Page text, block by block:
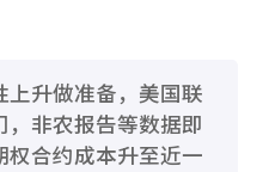
升做准备，美国联
非农报告等数据即
合约成本升至近一